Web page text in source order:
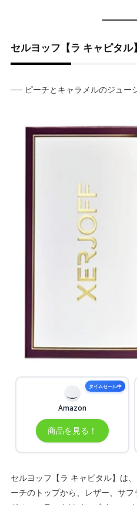
セルヨッフ【ラ キャピタル】
── ピーチとキャラメルのジュー
タイムセール中
Amazon
商品を見る！
セルヨッフ【ラ キャピタル】は
ーチのトップから、レザー、サ